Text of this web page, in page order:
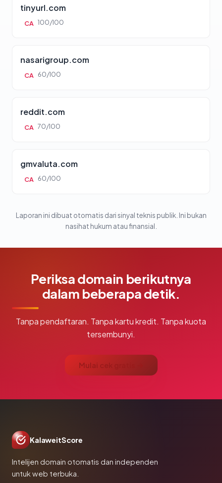
tinyurl.com
CA 100/100
nasarigroup.com
CA 60/100
reddit.com
CA 70/100
gmvaluta.com
CA 60/100
Laporan ini dibuat otomatis dari sinyal teknis publik. Ini bukan
nasihat hukum atau finansial.
Periksa domain berikutnya
dalam beberapa detik.
Tanpa pendaftaran. Tanpa kartu kredit. Tanpa kuota
tersembunyi.
Mulai cek gratis →
KalaweitScore
Intelijen domain otomatis dan independen
untuk web terbuka.